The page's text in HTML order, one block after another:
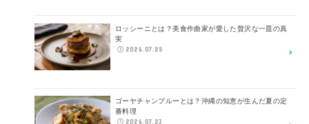
ロッシーニとは？美食作曲家が愛した贅沢な一皿の真
実
2026.07.25
ゴーヤチャンプルーとは？沖縄の知恵が生んだ夏の定
番料理
2026.07.23